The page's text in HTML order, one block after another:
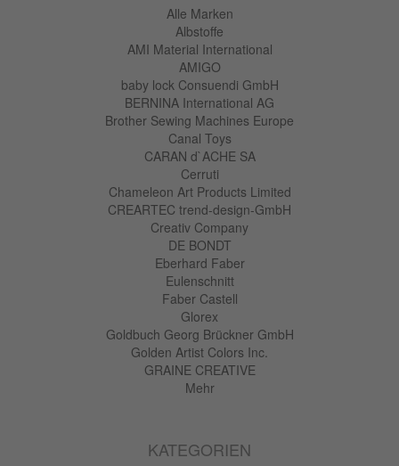
Alle Marken
Albstoffe
AMI Material International
AMIGO
baby lock Consuendi GmbH
BERNINA International AG
Brother Sewing Machines Europe
Canal Toys
CARAN d`ACHE SA
Cerruti
Chameleon Art Products Limited
CREARTEC trend-design-GmbH
Creativ Company
DE BONDT
Eberhard Faber
Eulenschnitt
Faber Castell
Glorex
Goldbuch Georg Brückner GmbH
Golden Artist Colors Inc.
GRAINE CREATIVE
Mehr
KATEGORIEN